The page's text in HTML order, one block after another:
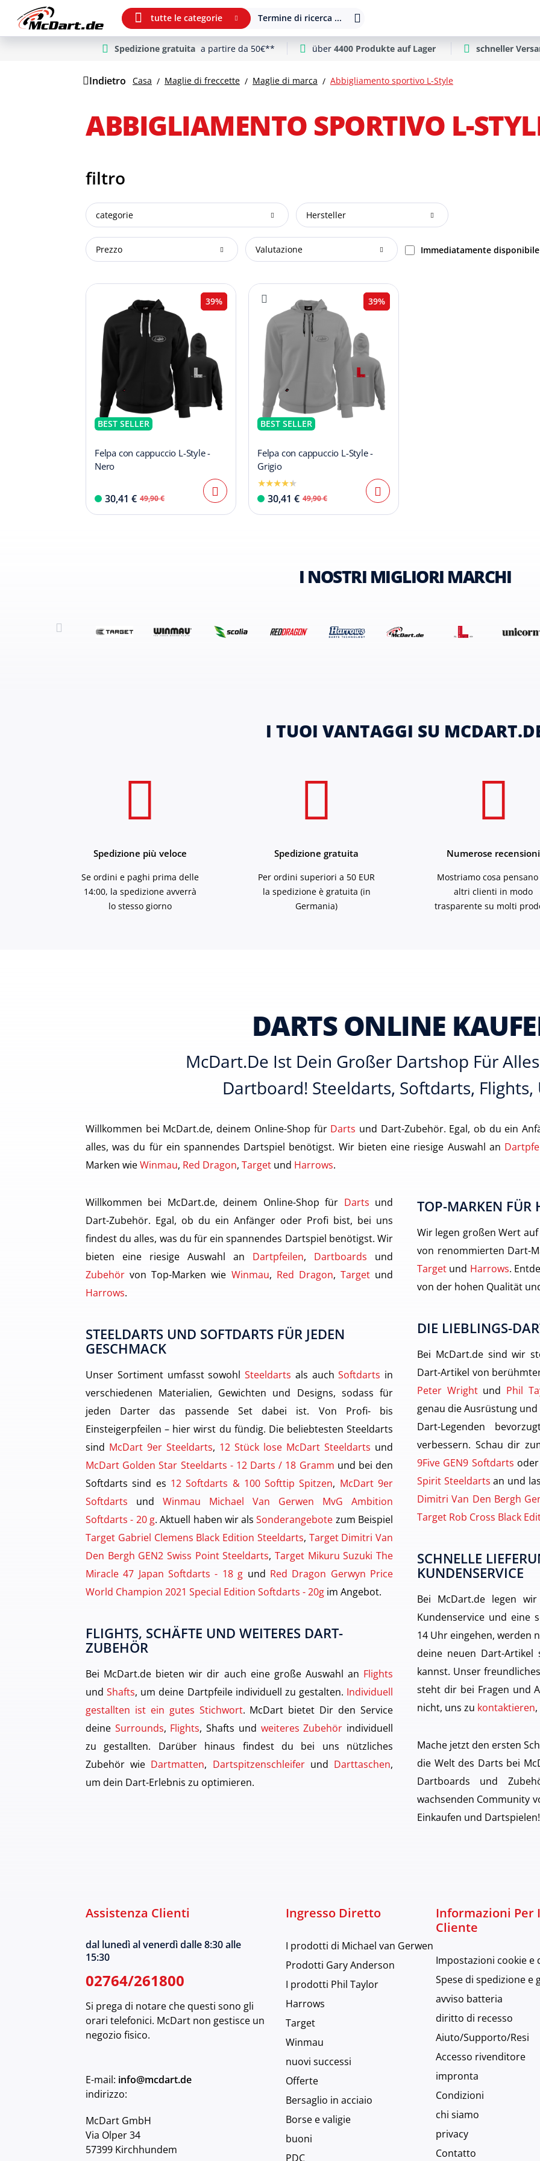
Hauptinhalt springen
Vai alla navigazione principale
tutte le categorie Termine di ricerca ...
Spedizione gratuita a partire da 50€** über 4400 Produkte auf Lager schneller
Indietro Casa Maglie di freccette Maglie di marca Abbigliamento sportivo L-Style
ABBIGLIAMENTO SPORTIVO L-
filtro
categorie Hersteller
Prezzo Valutazione Immediatamente disponibile
39%
BEST SELLER
Felpa con cappuccio L-Style -
Nero
30,41 € 49,90 €
39%
BEST SELLER
Felpa con cappuccio L-Style -
Grigio
30,41 € 49,90 €
I NOSTRI MIGLIORI MARCHI
I TUOI VANTAGGI SU
Spedizione più veloce
Se ordini e paghi prima delle
14:00, la spedizione avverrà
lo stesso giorno
Spedizione gratuita
Per ordini superiori a 50 EUR
la spedizione è gratuita (in
Germania)
Numerose recensioni
Mostriamo cosa
altri clienti in modo
trasparente su molti
DARTS ONLINE
McDart.de Ist Dein Großer Dartshop Für
Dartboard! Steeldarts, Softdarts, Flights,
Willkommen bei McDart.de, deinem Online-Shop für Darts und Dart-Zubehör. Egal, ob du ein
alles, was du für ein spannendes Dartspiel benötigst. Wir bieten eine riesige Auswahl an
Marken wieWinmau, Red Dragon, Target und Harrows.
Willkommen bei McDart.de, deinem Online-Shop für Darts und
Dart-Zubehör. Egal, ob du ein Anfänger oder Profi bist, bei uns
findest du alles, was du für ein spannendes Dartspiel benötigst. Wir
bieten eine riesige Auswahl an Dartpfeilen, Dartboards und
Zubehör von Top-Marken wie Winmau, Red Dragon, Targetund
Harrows.
STEELDARTS UND SOFTDARTS FÜR JEDEN
GESCHMACK
Unser Sortiment umfasst sowohl Steeldarts als auchSoftdarts in
verschiedenen Materialien, Gewichten und Designs, sodass für
jeden Darter das passende Set dabei ist. Von Profi- bis
Einsteigerpfeilen – hier wirst du fündig. Die beliebtesten Steeldarts
sind McDart 9er Steeldarts, 12 Stück lose McDart Steeldarts und
McDart Golden Star Steeldarts - 12 Darts / 18 Gramm und bei den
Softdarts sind es 12 Softdarts & 100 Softtip Spitzen, McDart 9er
Softdarts und Winmau Michael Van Gerwen MvG Ambition
Softdarts - 20 g. Aktuell haben wir alsSonderangebote zum Beispiel
Target Gabriel Clemens Black Edition Steeldarts, Target Dimitri Van
Den Bergh GEN2 Swiss Point Steeldarts,Target Mikuru Suzuki The
Miracle 47 Japan Softdarts - 18 g und Red Dragon Gerwyn Price
World Champion 2021 Special Edition Softdarts - 20g im Angebot.
FLIGHTS, SCHÄFTE UND WEITERES DART-
ZUBEHÖR
Bei McDart.de bieten wir dir auch eine große Auswahl an Flights
undShafts, um deine Dartpfeile individuell zu gestalten. Individuell
gestallten ist ein gutes Stichwort. McDart bietet Dir den Service
deine Surrounds, Flights, Shafts und weiteres Zubehör individuell
zu gestallten. Darüber hinaus findest du bei uns nützliches
Zubehör wie Dartmatten, Dartspitzenschleiferund Darttaschen,
um dein Dart-Erlebnis zu optimieren.
TOP-MARKEN FÜR
Wir legen großen Wert
von renommierten Dart-
Target und Harrows.
von der hohen Qualität
DIE LIEBLINGS-
Bei McDart.de sind wir
Dart-Artikel von
Peter Wrightund Phil
genau die Ausrüstung
Dart-Legenden
verbessern. Schau dir
9Five GEN9 Softdarts
Spirit Steeldarts an und
Dimitri Van Den Bergh
Target Rob Cross Black
SCHNELLE
KUNDENSERVICE
Bei McDart.de legen
Kundenservice und eine
14 Uhr eingehen, werden
deine neuen Dart-Artikel
kannst. Unser
steht dir bei Fragen und
nicht, uns zu kontaktieren
Mache jetzt den ersten
die Welt des Darts bei
Dartboards und
wachsenden Community
Einkaufen und Dartspielen!
Assistenza Clienti
dal lunedì al venerdì dalle 8:30 alle
15:30
02764/261800
Si prega di notare che questi sono gli
orari telefonici. McDart non gestisce un
negozio fisico.
E-mail: info@mcdart.de
indirizzo:
McDart GmbH
Via Olper 34
57399 Kirchhundem
Ingresso Diretto
I prodotti di Michael van Gerwen
Prodotti Gary Anderson
I prodotti Phil Taylor
Harrows
Target
Winmau
nuovi successi
Offerte
Bersaglio in acciaio
Borse e valigie
buoni
PDC
Informazioni Per
Cliente
Impostazioni cookie e
Spese di spedizione e
avviso batteria
diritto di recesso
Aiuto/Supporto/Resi
Accesso rivenditore
impronta
Condizioni
chi siamo
privacy
Contatto